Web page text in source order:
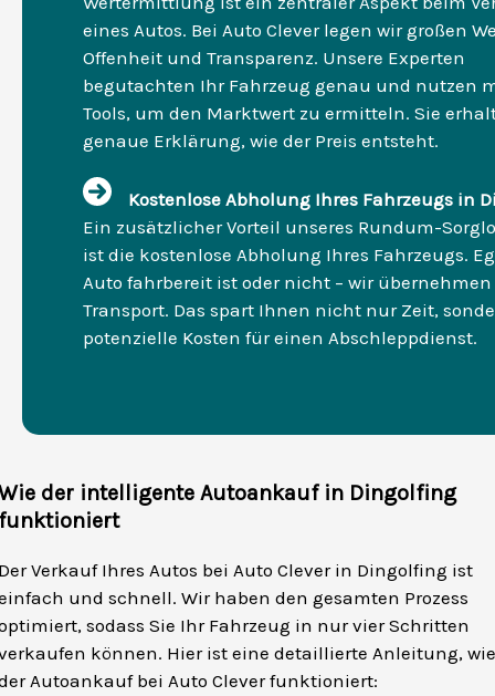
eines Autos. Bei Auto Clever legen wir großen
Offenheit und Transparenz. Unsere Experten
begutachten Ihr Fahrzeug genau und nutzen
Tools, um den Marktwert zu ermitteln. Sie
genaue Erklärung, wie der Preis entsteht.
Kostenlose Abholung Ihres Fahrzeugs in
Ein zusätzlicher Vorteil unseres Rundum-
ist die kostenlose Abholung Ihres Fahrzeugs.
Auto fahrbereit ist oder nicht – wir
Transport. Das spart Ihnen nicht nur Zeit,
potenzielle Kosten für einen Abschleppdienst.
der intelligente Autoankauf in Dingolfing
Verkauf Ihres Autos bei Auto Clever in Dingolfing ist
und schnell. Wir haben den gesamten Prozess
sodass Sie Ihr Fahrzeug in nur vier Schritten
können. Hier ist eine detaillierte Anleitung, wie
Autoankauf bei Auto Clever funktioniert: